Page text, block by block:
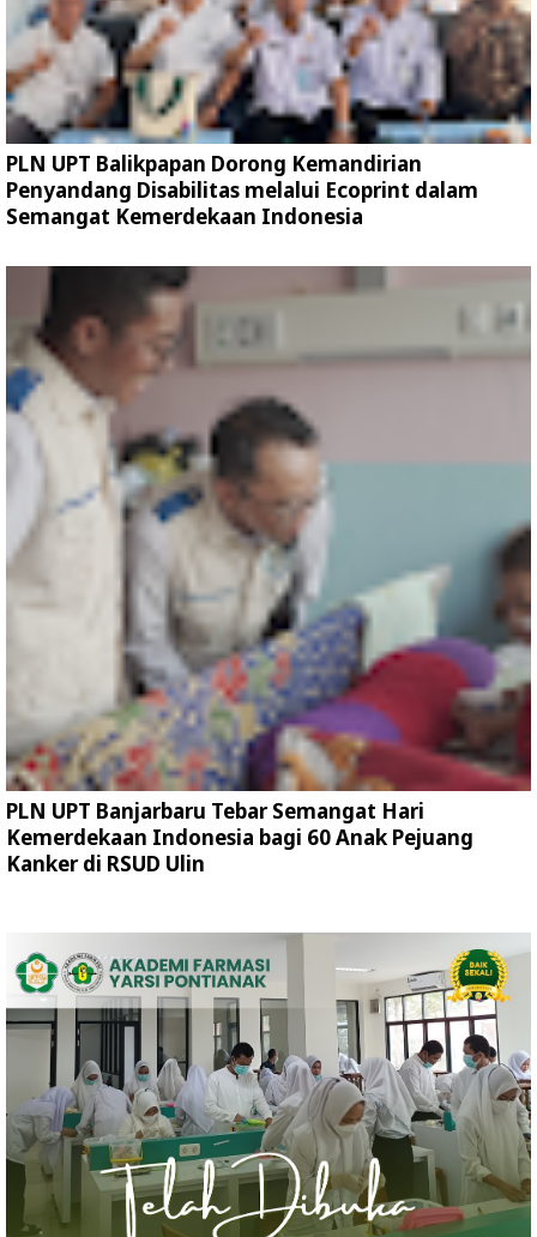
PLN UPT Balikpapan Dorong Kemandirian
Penyandang Disabilitas melalui Ecoprint dalam
Semangat Kemerdekaan Indonesia
PLN UPT Banjarbaru Tebar Semangat Hari
Kemerdekaan Indonesia bagi 60 Anak Pejuang
Kanker di RSUD Ulin